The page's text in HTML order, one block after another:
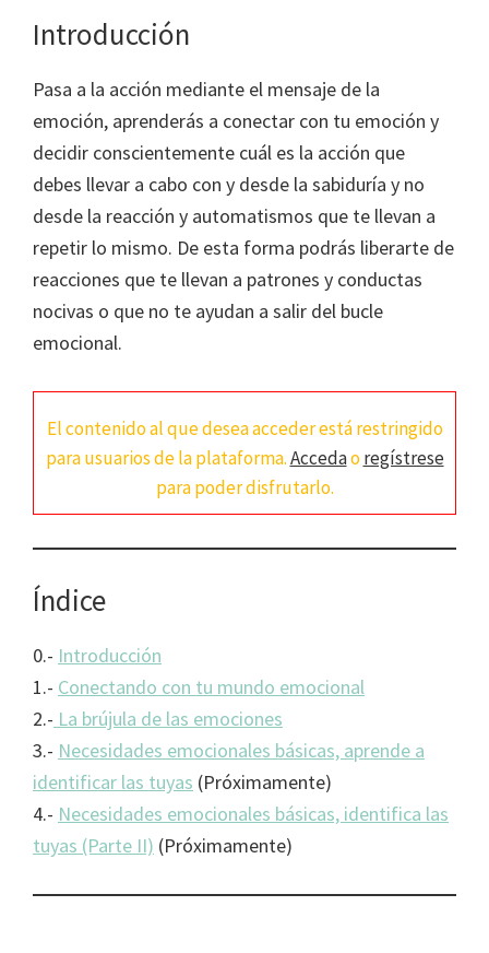
Introducción
Pasa a la acción mediante el mensaje de la
emoción, aprenderás a conectar con tu emoción y
decidir conscientemente cuál es la acción que
debes llevar a cabo con y desde la sabiduría y no
desde la reacción y automatismos que te llevan a
repetir lo mismo. De esta forma podrás liberarte de
reacciones que te llevan a patrones y conductas
nocivas o que no te ayudan a salir del bucle
emocional.
El contenido al que desea acceder está restringido
para usuarios de la plataforma.Accedaoregístrese
para poder disfrutarlo.
Índice
0.- Introducción
1.- Conectando con tu mundo emocional
2.- La brújula de las emociones
3.- Necesidades emocionales básicas, aprende a
identificar las tuyas (Próximamente)
4.- Necesidades emocionales básicas, identifica las
tuyas (Parte II) (Próximamente)